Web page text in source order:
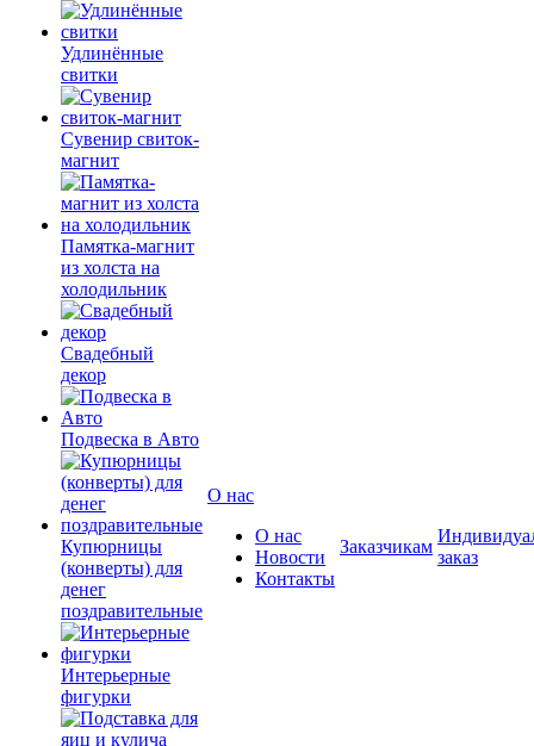
Удлинённые
свитки
Сувенир свиток-
магнит
Памятка-магнит
из холста на
холодильник
Свадебный
декор
Подвеска в Авто
Купюрницы
(конверты) для
денег
поздравительные
Интерьерные
фигурки
О нас
О нас
Новости
Контакты
Заказчикам
заказ